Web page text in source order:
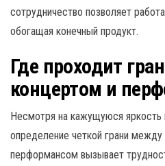
сотрудничество позволяет
обогащая конечный продукт.
Где проходит
концертом и
Несмотря на кажущуюся яркость
определение четкой грани
перформансом вызывает